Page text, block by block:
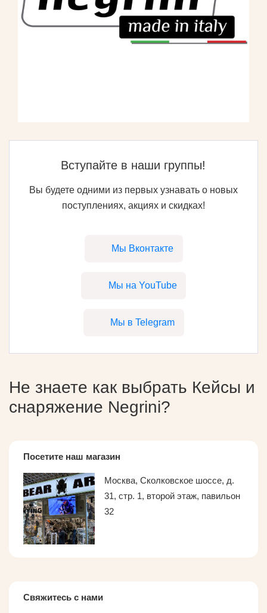
Вступайте в наши группы!
Вы будете одними из первых узнавать о новых
поступлениях, акциях и скидках!
Мы Вконтакте
Мы на YouTube
Мы в Telegram
Не знаете как выбрать Кейсы и
снаряжение Negrini?
Посетите наш магазин
Москва, Сколковское шоссе, д.
31, стр. 1, второй этаж, павильон
32
Свяжитесь с нами